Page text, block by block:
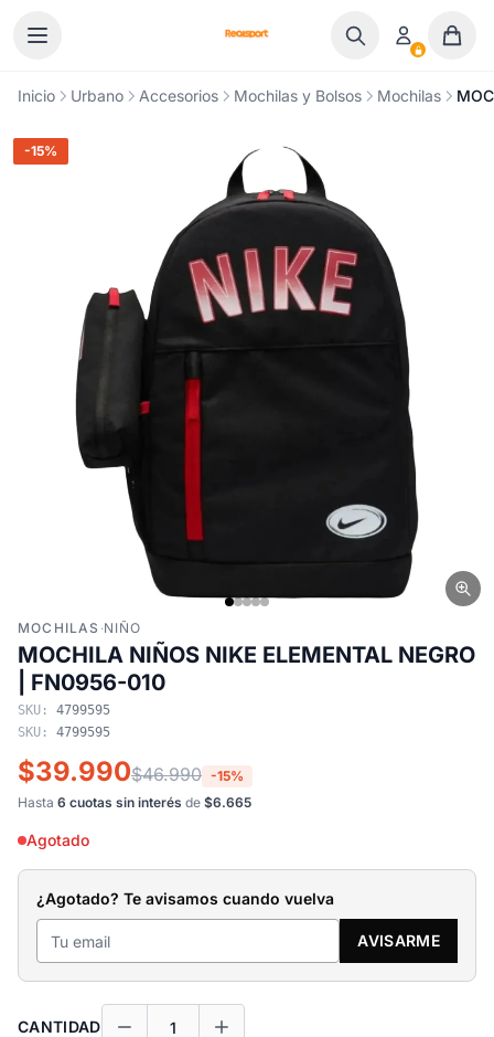
Inicio Urbano Accesorios Mochilas y Bolsos Mochilas
-15%
MOCHILAS ·NIÑO
MOCHILA NIÑOS NIKE ELEMENTAL NEGRO
| FN0956-010
SKU:
4799595
SKU:
4799595
$39.990$46.990 -15%
Hasta 6 cuotas sin interés de $6.665
Agotado
¿Agotado? Te avisamos cuando vuelva
AVISARME
CANTIDAD